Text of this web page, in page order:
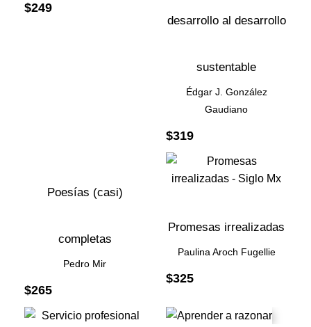
$249
desarrollo al desarrollo
sustentable
Édgar J. González
Gaudiano
$319
Poesías (casi)
completas
Pedro Mir
$265
Promesas irrealizadas
Paulina Aroch Fugellie
$325